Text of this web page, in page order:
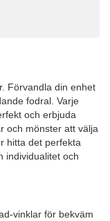
Förvandla din enhet
fodral. Varje
och erbjuda
och mönster att välja
hitta det perfekta
individualitet och
vinklar för bekväm